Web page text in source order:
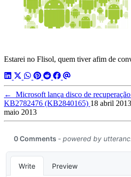
Estarei no Flisol, quem tiver afim de
←
Microsoft lança disco de
KB2782476 (KB2840165) 18 abril 2013
maio 2013